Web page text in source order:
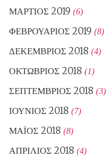
ΜΆΡΤΙΟΣ 2019 (6)
ΦΕΒΡΟΥΆΡΙΟΣ 2019 (8)
ΔΕΚΈΜΒΡΙΟΣ 2018 (4)
ΟΚΤΏΒΡΙΟΣ 2018 (1)
ΣΕΠΤΈΜΒΡΙΟΣ 2018 (3)
ΙΟΎΝΙΟΣ 2018 (7)
ΜΆΙΟΣ 2018 (8)
ΑΠΡΊΛΙΟΣ 2018 (4)